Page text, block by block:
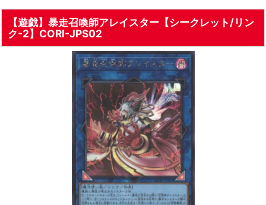
【遊戯】暴走召喚師アレイスター【シークレット/リン
ク-2】CORI-JPS02